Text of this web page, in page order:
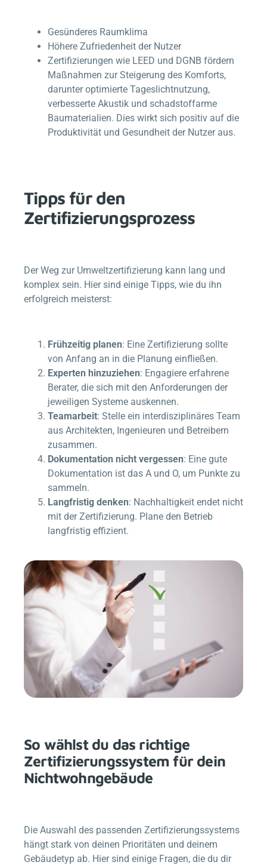
Gesünderes Raumklima
Höhere Zufriedenheit der Nutzer
Zertifizierungen wie LEED und DGNB fördern
Maßnahmen zur Steigerung des Komforts,
darunter optimierte Tageslichtnutzung,
verbesserte Akustik und schadstoffarme
Baumaterialien. Dies wirkt sich positiv auf die
Produktivität und Gesundheit der Nutzer aus.
Tipps für den
Zertifizierungsprozess
Der Weg zur Umweltzertifizierung kann lang und
komplex sein. Hier sind einige Tipps, wie du ihn
erfolgreich meisterst:
Frühzeitig planen: Eine Zertifizierung sollte
von Anfang an in die Planung einfließen.
Experten hinzuziehen: Engagiere erfahrene
Berater, die sich mit den Anforderungen der
jeweiligen Systeme auskennen.
Teamarbeit: Stelle ein interdisziplinäres Team
aus Architekten, Ingenieuren und Betreibern
zusammen.
Dokumentation nicht vergessen: Eine gute
Dokumentation ist das A und O, um Punkte zu
sammeln.
Langfristig denken: Nachhaltigkeit endet nicht
mit der Zertifizierung. Plane den Betrieb
langfristig effizient.
So wählst du das richtige
Zertifizierungssystem für dein
Nichtwohngebäude
Die Auswahl des passenden Zertifizierungssystems
hängt stark von deinen Prioritäten und deinem
Gebäudetyp ab. Hier sind einige Fragen, die du dir